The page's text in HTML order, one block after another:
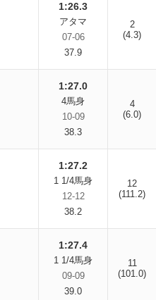
1:26.3
アタマ
07-06
37.9
2
(4.3)
1:27.0
4馬身
10-09
38.3
4
(6.0)
1:27.2
1 1/4馬身
12-12
38.2
12
(111.2)
1:27.4
1 1/4馬身
09-09
39.0
11
(101.0)